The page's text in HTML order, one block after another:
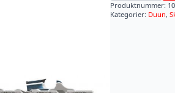
antall
Produktnummer:
Kategorier: Duun,